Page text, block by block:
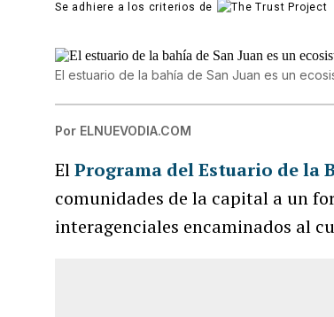
Se adhiere a los criterios de
El estuario de la bahía de San Juan es un
Por ELNUEVODIA.COM
ElPrograma del Estuario de la
comunidades de la capital a un
interagenciales encaminados al